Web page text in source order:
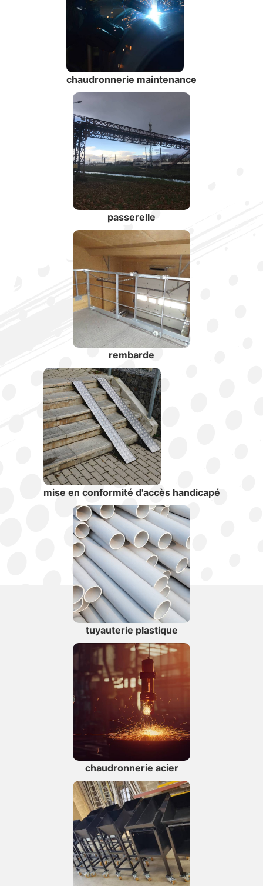
chaudronnerie maintenance
passerelle
rembarde
mise en conformité d'accès handicapé
tuyauterie plastique
chaudronnerie acier